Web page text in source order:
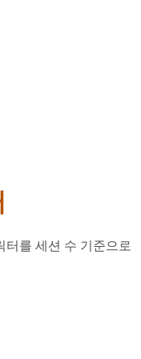
터를 세션 수 기준으로